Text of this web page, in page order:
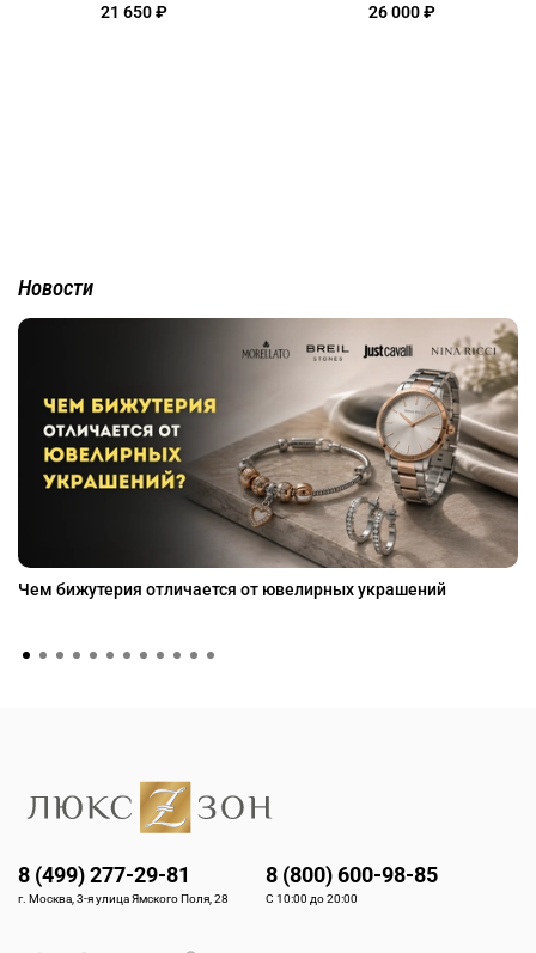
21 650 ₽ 26 000 ₽
Новости
Чем бижутерия отличается от ювелирных украшений
8 (499) 277-29-81
г. Москва, 3-я улица Ямского Поля, 28
8 (800) 600-98-85
С 10:00 до 20:00